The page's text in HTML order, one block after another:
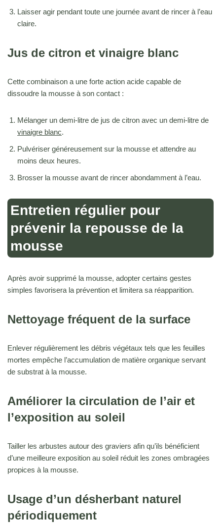
Laisser agir pendant toute une journée avant de rincer à l’eau
claire.
Jus de citron et vinaigre blanc
Cette combinaison a une forte action acide capable de
dissoudre la mousse à son contact :
Mélanger un demi-litre de jus de citron avec un demi-litre de
vinaigre blanc.
Pulvériser généreusement sur la mousse et attendre au
moins deux heures.
Brosser la mousse avant de rincer abondamment à l’eau.
Entretien régulier pour
prévenir la repousse de la
mousse
Après avoir supprimé la mousse, adopter certains gestes
simples favorisera la prévention et limitera sa réapparition.
Nettoyage fréquent de la surface
Enlever régulièrement les débris végétaux tels que les feuilles
mortes empêche l’accumulation de matière organique servant
de substrat à la mousse.
Améliorer la circulation de l’air et
l’exposition au soleil
Tailler les arbustes autour des graviers afin qu’ils bénéficient
d’une meilleure exposition au soleil réduit les zones ombragées
propices à la mousse.
Usage d’un désherbant naturel
périodiquement